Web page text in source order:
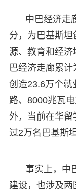
中巴经济走
分，为巴基斯
源、教育和经
巴经济走廊累
创造23.6万个就
路、8000兆瓦
外，当前在华
过2万名巴基斯
事实上，中
建设，也涉及